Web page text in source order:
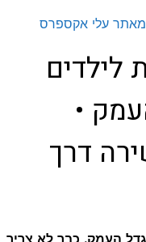
מאתר עלי אקספרס
לילדים
•
דרך